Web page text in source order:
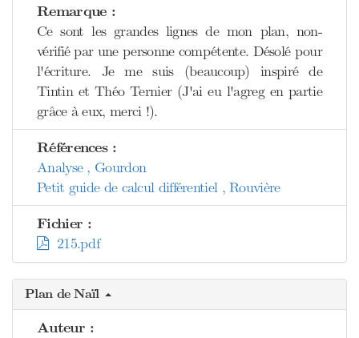
Remarque :
Ce sont les grandes lignes de mon plan, non-
vérifié par une personne compétente. Désolé pour
l'écriture. Je me suis (beaucoup) inspiré de
Tintin et Théo Ternier (J'ai eu l'agreg en partie
grâce à eux, merci !).
Références :
Analyse , Gourdon
Petit guide de calcul différentiel , Rouvière
Fichier :
215.pdf
Plan de Naïl
Auteur :